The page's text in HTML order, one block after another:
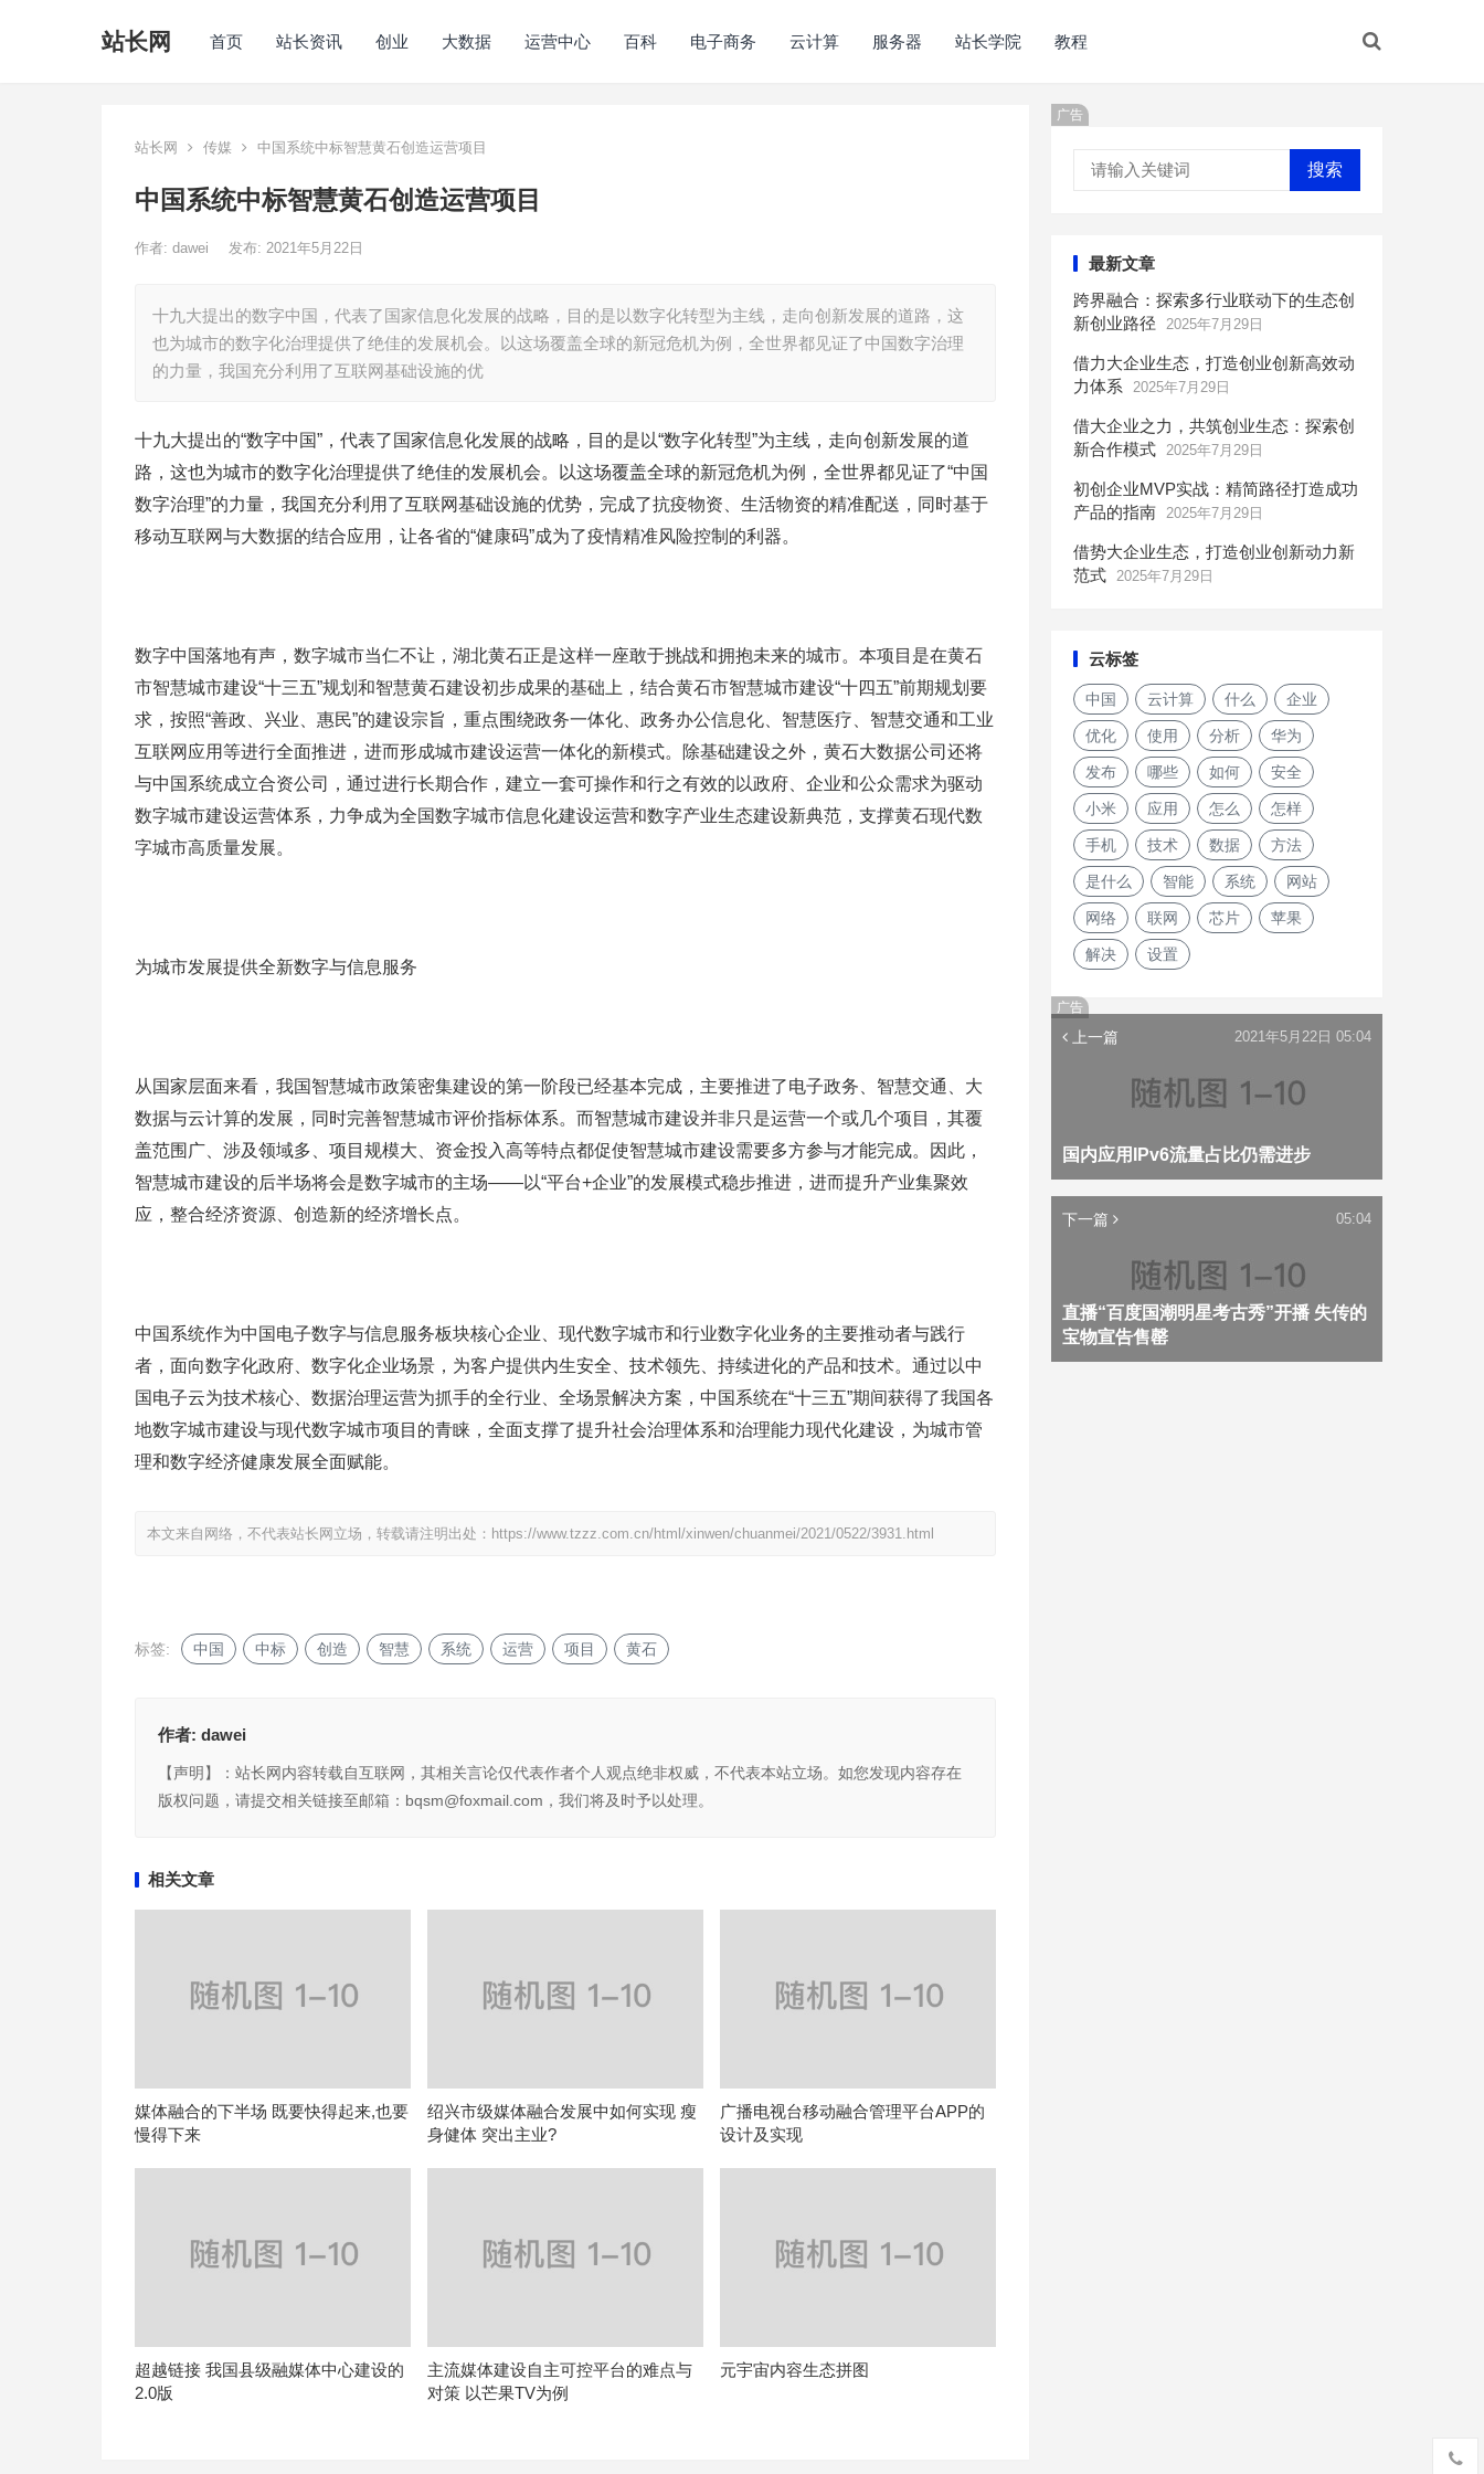
站长网 首页 站长资讯 创业 大数据 运营中心 百科 电子商务 云计算 服务器 站长学院 教程
站长网 传媒 中国系统中标智慧黄石创造运营项目
中国系统中标智慧黄石创造运营项目
作者: dawei 发布: 2021年5月22日
十九大提出的数字中国，代表了国家信息化发展的战略，目的是以数字化转型为主线，走向创新发展的道路，这
也为城市的数字化治理提供了绝佳的发展机会。以这场覆盖全球的新冠危机为例，全世界都见证了中国数字治理
的力量，我国充分利用了互联网基础设施的优
十九大提出的“数字中国”，代表了国家信息化发展的战略，目的是以“数字化转型”为主线，走向创新发展的道
路，这也为城市的数字化治理提供了绝佳的发展机会。以这场覆盖全球的新冠危机为例，全世界都见证了“中国
数字治理”的力量，我国充分利用了互联网基础设施的优势，完成了抗疫物资、生活物资的精准配送，同时基于
移动互联网与大数据的结合应用，让各省的“健康码”成为了疫情精准风险控制的利器。
数字中国落地有声，数字城市当仁不让，湖北黄石正是这样一座敢于挑战和拥抱未来的城市。本项目是在黄石
市智慧城市建设“十三五”规划和智慧黄石建设初步成果的基础上，结合黄石市智慧城市建设“十四五”前期规划要
求，按照“善政、兴业、惠民”的建设宗旨，重点围绕政务一体化、政务办公信息化、智慧医疗、智慧交通和工业
互联网应用等进行全面推进，进而形成城市建设运营一体化的新模式。除基础建设之外，黄石大数据公司还将
与中国系统成立合资公司，通过进行长期合作，建立一套可操作和行之有效的以政府、企业和公众需求为驱动
数字城市建设运营体系，力争成为全国数字城市信息化建设运营和数字产业生态建设新典范，支撑黄石现代数
字城市高质量发展。
为城市发展提供全新数字与信息服务
从国家层面来看，我国智慧城市政策密集建设的第一阶段已经基本完成，主要推进了电子政务、智慧交通、大
数据与云计算的发展，同时完善智慧城市评价指标体系。而智慧城市建设并非只是运营一个或几个项目，其覆
盖范围广、涉及领域多、项目规模大、资金投入高等特点都促使智慧城市建设需要多方参与才能完成。因此，
智慧城市建设的后半场将会是数字城市的主场——以“平台+企业”的发展模式稳步推进，进而提升产业集聚效
应，整合经济资源、创造新的经济增长点。
中国系统作为中国电子数字与信息服务板块核心企业、现代数字城市和行业数字化业务的主要推动者与践行
者，面向数字化政府、数字化企业场景，为客户提供内生安全、技术领先、持续进化的产品和技术。通过以中
国电子云为技术核心、数据治理运营为抓手的全行业、全场景解决方案，中国系统在“十三五”期间获得了我国各
地数字城市建设与现代数字城市项目的青睐，全面支撑了提升社会治理体系和治理能力现代化建设，为城市管
理和数字经济健康发展全面赋能。
本文来自网络，不代表站长网立场，转载请注明出处： https://www.tzzz.com.cn/html/xinwen/chuanmei/2021/0522/3931.html
标签: 中国 中标 创造 智慧 系统 运营 项目 黄石
作者: dawei
【声明】：站长网内容转载自互联网，其相关言论仅代表作者个人观点绝非权威，不代表本站立场。如您发现内容存在
版权问题，请提交相关链接至邮箱：bqsm@foxmail.com，我们将及时予以处理。
相关文章
媒体融合的下半场 既要快得起来,也要
慢得下来
绍兴市级媒体融合发展中如何实现 瘦
身健体 突出主业?
广播电视台移动融合管理平台APP的
设计及实现
超越链接 我国县级融媒体中心建设的
2.0版
主流媒体建设自主可控平台的难点与
对策 以芒果TV为例
元宇宙内容生态拼图
广告
搜索
最新文章
跨界融合：探索多行业联动下的生态创
新创业路径
2025年7月29日
借力大企业生态，打造创业创新高效动
力体系
2025年7月29日
借大企业之力，共筑创业生态：探索创
新合作模式 2025年7月29日
初创企业MVP实战：精简路径打造成功
产品的指南 2025年7月29日
借势大企业生态，打造创业创新动力新
范式 2025年7月29日
云标签
中国 云计算 什么 企业
优化 使用 分析 华为
发布 哪些 如何 安全
小米 应用 怎么 怎样
手机 技术 数据 方法
是什么 智能 系统 网站
网络 联网 芯片 苹果
解决 设置
广告
上一篇
国内应用IPv6流量占比仍需进步
2021年5月22日 05:04
下一篇
直播“百度国潮明星考古秀”开播 失传的
宝物宣告售罄
05:04